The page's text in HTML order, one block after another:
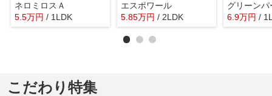
ネロミロスＡ
5.5万円 / 1LDK
エスポワール
5.85万円 / 2LDK 6.9万円 /
こだわり特集